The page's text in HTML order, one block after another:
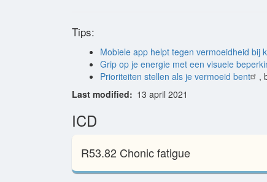
Tips:
Mobiele app helpt tegen vermoeidheid bij
Grip op je energie met een visuele
Prioriteiten stellen als je vermoeid bent
,
Last modified
13 april 2021
ICD
R53.82 Chonic fatigue